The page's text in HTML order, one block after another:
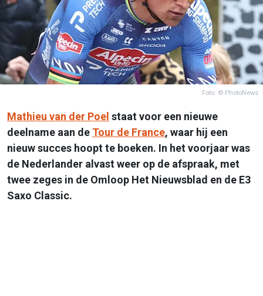
Foto: © PhotoNews
Mathieu van der Poel staat voor een nieuwe
deelname aan de Tour de France, waar hij een
nieuw succes hoopt te boeken. In het voorjaar was
de Nederlander alvast weer op de afspraak, met
twee zeges in de Omloop Het Nieuwsblad en de E3
Saxo Classic.